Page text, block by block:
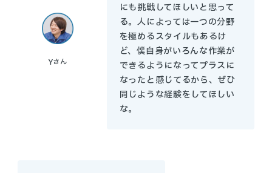
Yさん
にも挑戦してほしいと思って
る。人によっては一つの分野
を極めるスタイルもあるけ
ど、僕自身がいろんな作業が
できるようになってプラスに
なったと感じてるから、ぜひ
同じような経験をしてほしい
な。